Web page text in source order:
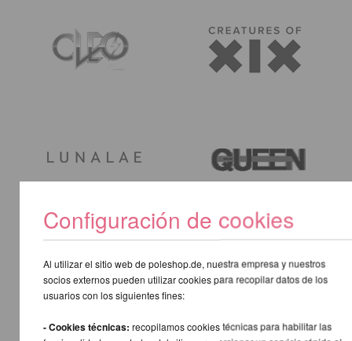
Configuración de cookies
Al utilizar el sitio web de poleshop.de, nuestra empresa y nuestros
socios externos pueden utilizar cookies para recopilar datos de los
usuarios con los siguientes fines:
- Cookies técnicas:recopilamos cookies técnicas para habilitar las